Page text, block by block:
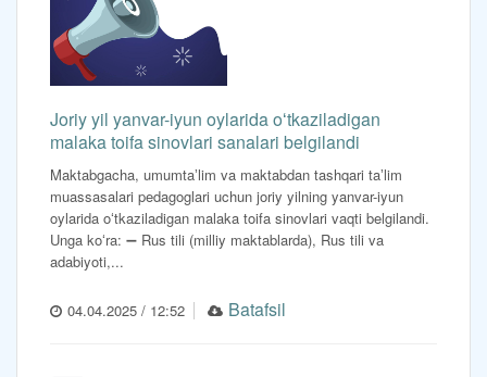
Joriy yil yanvar-iyun oylarida oʻtkaziladigan
malaka toifa sinovlari sanalari belgilandi
Maktabgacha, umumtaʼlim va maktabdan tashqari taʼlim
muassasalari pedagoglari uchun joriy yilning yanvar-iyun
oylarida oʻtkaziladigan malaka toifa sinovlari vaqti belgilandi.
Unga koʻra: ➖ Rus tili (milliy maktablarda), Rus tili va
adabiyoti,...
04.04.2025 / 12:52 Batafsil